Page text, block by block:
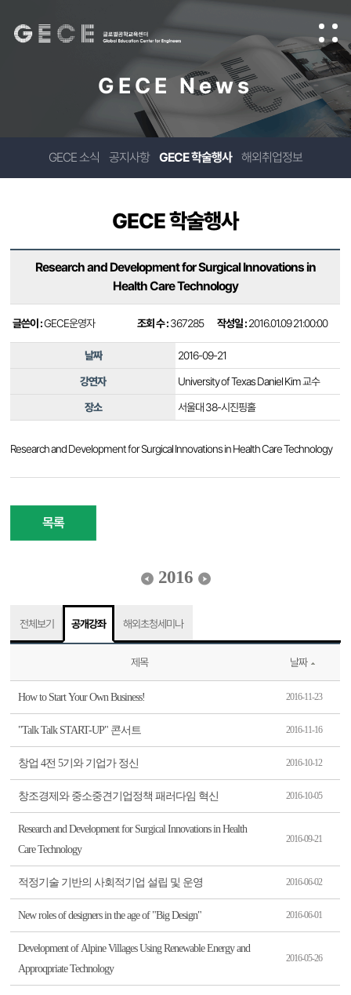
GECE News
GECE 소식 공지사항 GECE 학술행사 해외취업정보
GECE 학술행사
Research and Development for Surgical Innovations in
Health Care Technology
글쓴이 :GECE운영자 조회 수 :367285 작성일 :2016.01.09 21:00:00
날짜 2016-09-21
강연자 University of Texas Daniel Kim 교수
장소 서울대 38-시진핑홀
Research and Development for Surgical Innovations in Health Care Technology
목록
2016
전체보기 공개강좌 해외초청세미나
제목 날짜
How to Start Your Own Business! 2016-11-23
"Talk Talk START-UP" 콘서트 2016-11-16
창업 4전 5기와 기업가 정신 2016-10-12
창조경제와 중소중견기업정책 패러다임 혁신 2016-10-05
Research and Development for Surgical Innovations in Health
Care Technology
2016-09-21
적정기술 기반의 사회적기업 설립 및 운영 2016-06-02
New roles of designers in the age of "Big Design" 2016-06-01
Development of Alpine Villages Using Renewable Energy and
Approqpriate Technology
2016-05-26